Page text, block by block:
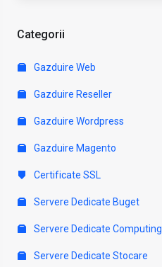
Categorii
Gazduire Web
Gazduire Reseller
Gazduire Wordpress
Gazduire Magento
Certificate SSL
Servere Dedicate Buget
Servere Dedicate Computing
Servere Dedicate Stocare